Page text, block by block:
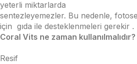
yeterli miktarlarda
sentezleyemezler. Bu nedenle,
için gıda ile desteklenmeleri gerekir .
Coral Vits ne zaman kullanılmalıdır?
Resif